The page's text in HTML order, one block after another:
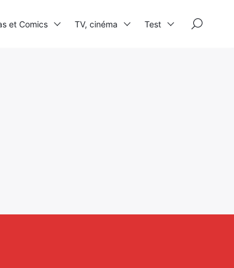
et Comics TV, cinéma Test